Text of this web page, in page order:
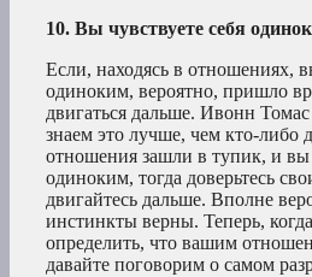
10. Вы чувствуете себя
Если, находясь в отношениях,
одиноким, вероятно, пришло
двигаться дальше. Ивонн
знаем это лучше, чем кто-либо
отношения зашли в тупик, и вы
одиноким, тогда доверьтесь
двигайтесь дальше. Вполне
инстинкты верны. Теперь,
определить, что вашим
давайте поговорим о самом